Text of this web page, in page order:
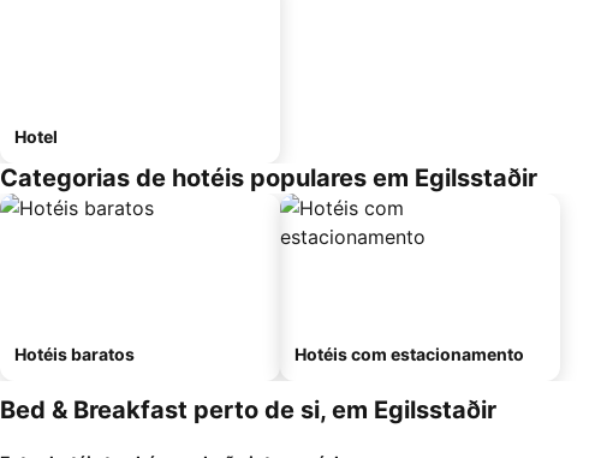
Hotel
Categorias de hotéis populares em Egilsstaðir
Hotéis baratos Hotéis com estacionamento
Bed & Breakfast perto de si, em Egilsstaðir